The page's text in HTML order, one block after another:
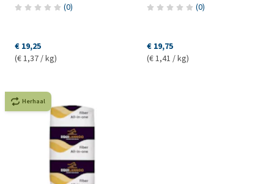
(0)
€ 19,25
(€ 1,37 / kg)
(0)
€ 19,75
(€ 1,41 / kg)
Herhaal